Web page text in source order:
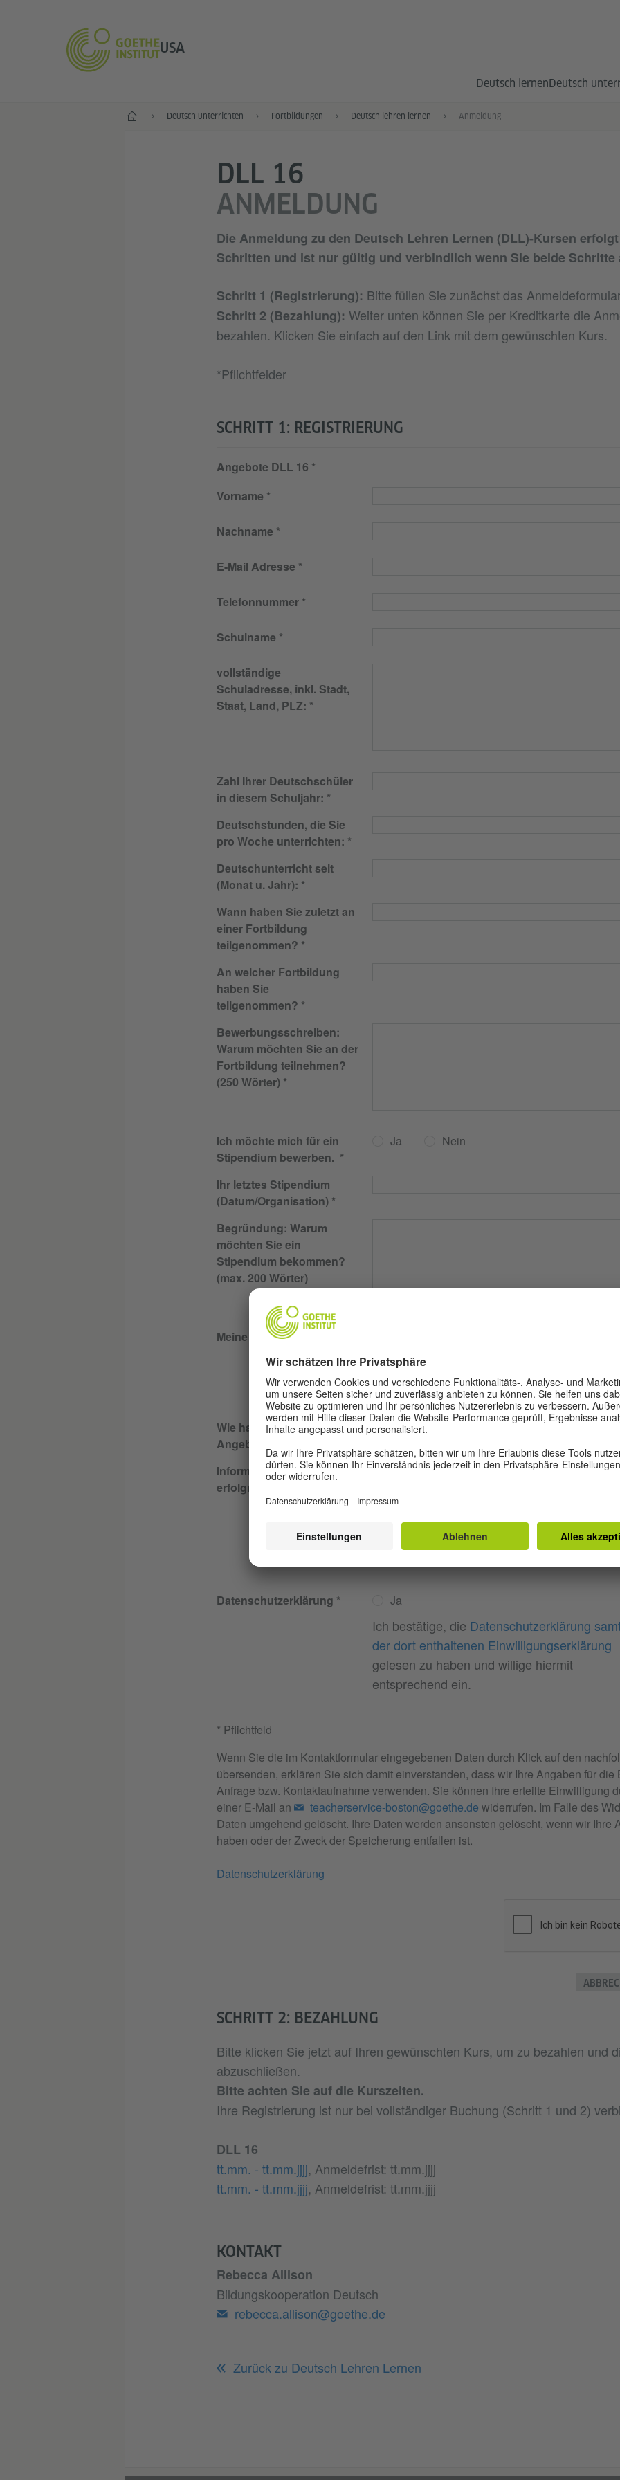
USA
Deutsch lernenDeutsch
Start Deutsch unterrichten Fortbildungen Deutsch lehren lernen Anmeldung
DLL 16
ANMELDUNG
Die Anmeldung zu den Deutsch Lehren Lernen (DLL)-Kursen
Schritten und ist nur gültig und verbindlich wenn Sie beide Schritte
Schritt 1 (Registrierung): Bitte füllen Sie zunächst das
Schritt 2 (Bezahlung): Weiter unten können Sie per Kreditkarte die
bezahlen. Klicken Sie einfach auf den Link mit dem gewünschten Kurs.
*Pflichtfelder
SCHRITT 1: REGISTRIERUNG
Angebote DLL 16
Vorname
Nachname
E-Mail Adresse
Telefonnummer
Schulname
vollständige
Schuladresse, inkl. Stadt,
Staat, Land, PLZ:
Zahl Ihrer Deutschschüler
in diesem Schuljahr:
Deutschstunden, die Sie
pro Woche unterrichten:
Deutschunterricht seit
(Monat u. Jahr):
Wann haben Sie zuletzt an
einer Fortbildung
teilgenommen?
An welcher Fortbildung
haben Sie
teilgenommen?
Bewerbungsschreiben:
Warum möchten Sie an der
Fortbildung teilnehmen?
(250 Wörter)
Ich möchte mich für ein
Stipendium bewerben.
Ja Nein
Ihr letztes Stipendium
(Datum/Organisation)
Begründung: Warum
möchten Sie ein
Stipendium bekommen?
(max. 200 Wörter)
Meine Programme
Ich mache den Kurs in Zusammenhang mit
einem dieser Programme.
Wie haben Sie von diesem
Angebot erfahren?
Informationen zur
erfolgreichen Teilnahme
ja
Ich bestätige, dass ich die Informationen zur
genommen habe. (www.goethe.de/usa/dll -
"allgemeine Informationen zur Fortbildung")
Datenschutzerklärung Ja
Ich bestätige, die Datenschutzerklärung
der dort enthaltenen Einwilligungserklärung
gelesen zu haben und willige hiermit
entsprechend ein.
* Pflichtfeld
Wenn Sie die im Kontaktformular eingegebenen Daten durch Klick auf den
übersenden, erklären Sie sich damit einverstanden, dass wir Ihre Angaben für die
Anfrage bzw. Kontaktaufnahme verwenden. Sie können Ihre erteilte Einwilligung
einer E-Mail an
teacherservice-boston@goethe.de widerrufen. Im Falle des
Daten umgehend gelöscht. Ihre Daten werden ansonsten gelöscht, wenn wir Ihre
haben oder der Zweck der Speicherung entfallen ist.
Datenschutzerklärung
SCHRITT 2: BEZAHLUNG
Bitte klicken Sie jetzt auf Ihren gewünschten Kurs, um zu bezahlen und
abzuschließen.
Bitte achten Sie auf die Kurszeiten.
Ihre Registrierung ist nur bei vollständiger Buchung (Schritt 1 und 2)
DLL 16
tt.mm. - tt.mm.jjjj, Anmeldefrist: tt.mm.jjjj
tt.mm. - tt.mm.jjjj, Anmeldefrist: tt.mm.jjjj
KONTAKT
Rebecca Allison
Bildungskooperation Deutsch
rebecca.allison@goethe.de
Zurück zu Deutsch Lehren Lernen